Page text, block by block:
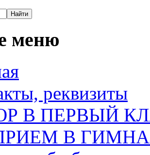
меню
реквизиты
В ПЕРВЫЙ
ПРИЕМ В